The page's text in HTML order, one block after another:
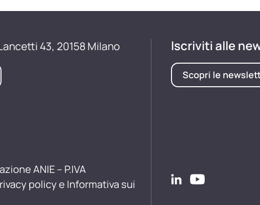
43, 20158 Milano
ANIE – P.IVA
policy e Informativa sui
Iscriviti alle
Scopri le